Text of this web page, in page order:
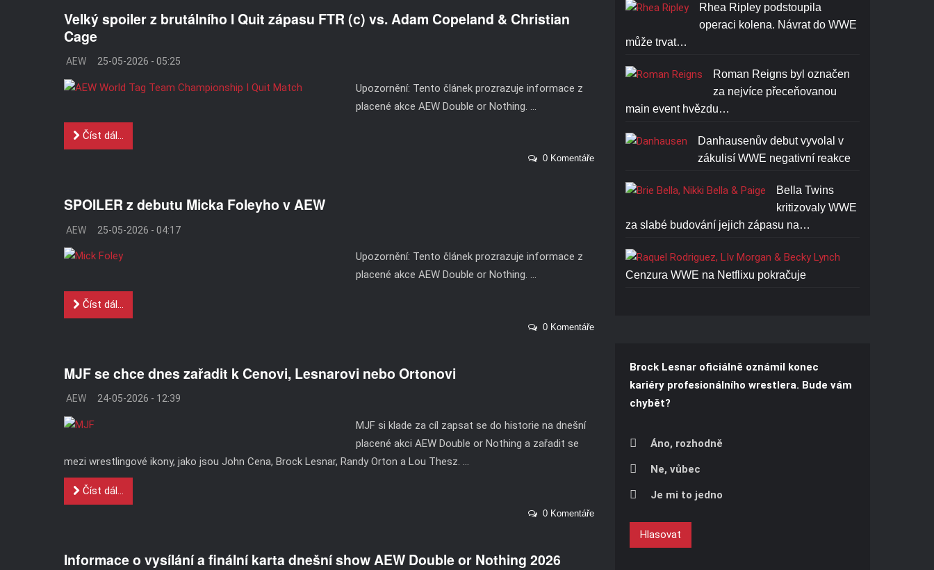
Velký spoiler z brutálního I Quit zápasu FTR (c) vs. Adam Copeland & Christian
Cage
AEW 25-05-2026 - 05:25
Upozornění: Tento článek prozrazuje informace z
placené akce AEW Double or Nothing. ...
Číst dál...
0 Komentáře
SPOILER z debutu Micka Foleyho v AEW
AEW 25-05-2026 - 04:17
Upozornění: Tento článek prozrazuje informace z
placené akce AEW Double or Nothing. ...
Číst dál...
0 Komentáře
MJF se chce dnes zařadit k Cenovi, Lesnarovi nebo Ortonovi
AEW 24-05-2026 - 12:39
MJF si klade za cíl zapsat se do historie na dnešní
placené akci AEW Double or Nothing a zařadit se
mezi wrestlingové ikony, jako jsou John Cena, Brock Lesnar, Randy Orton a Lou Thesz. ...
Číst dál...
0 Komentáře
Informace o vysílání a finální karta dnešní show AEW Double or Nothing 2026
ROMAN REIGNS ONE AND
ONLY T-SHIRT
Rhea Ripley podstoupila
operaci kolena. Návrat do WWE
může trvat…
Roman Reigns byl označen
za nejvíce přeceňovanou
main event hvězdu…
Danhausenův debut vyvolal v
zákulisí WWE negativní reakce
Bella Twins
kritizovaly WWE
za slabé budování jejich zápasu na…
Cenzura WWE na Netflixu pokračuje
Brock Lesnar oficiálně oznámil konec
kariéry profesionálního wrestlera. Bude vám
chybět?
Áno, rozhodně
Ne, vůbec
Je mi to jedno
Hlasovat